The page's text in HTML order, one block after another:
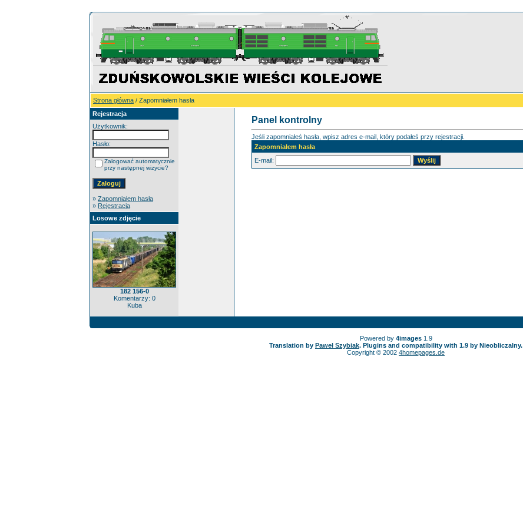
Strona główna / Zapomniałem hasła
Rejestracja
Użytkownik:
Hasło:
Zalogować automatycznie
przy następnej wizycie?
» Zapomniałem hasła
» Rejestracja
Losowe zdjęcie
182 156-0
Komentarzy: 0
Kuba
Panel kontrolny
Jeśli zapomniałeś hasła, wpisz adres e-mail, który podałeś przy rejestracji.
Zapomniałem hasła
E-mail:
Powered by 4images1.9
Translation by Paweł Szybiak. Plugins and compatibility with 1.9 by Nieobliczalny.
Copyright © 2002 4homepages.de